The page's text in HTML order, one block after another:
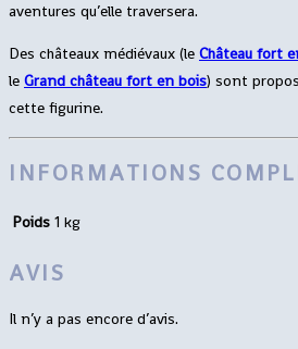
aventures qu’elle traversera.
Des châteaux médiévaux (le Château fort
le Grand château fort en bois) sont
cette figurine.
INFORMATIONS
Poids 1 kg
AVIS
Il n’y a pas encore d’avis.